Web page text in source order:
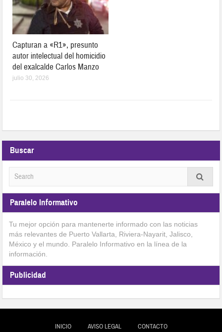
Capturan a «R1», presunto
autor intelectual del homicidio
del exalcalde Carlos Manzo
julio 30, 2026
Buscar
Paralelo Informativo
Tu mejor opción para mantenerte informado con las noticias
más relevantes de Puerto Vallarta, Riviera-Nayarit, Jalisco,
México y el mundo. Paralelo Informativo en la línea de la
información.
Publicidad
INICIO AVISO LEGAL CONTACTO